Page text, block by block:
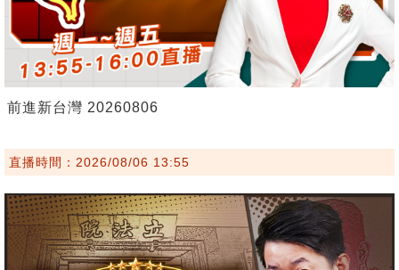
前進新台灣 20260806
直播時間：2026/08/06 13:55